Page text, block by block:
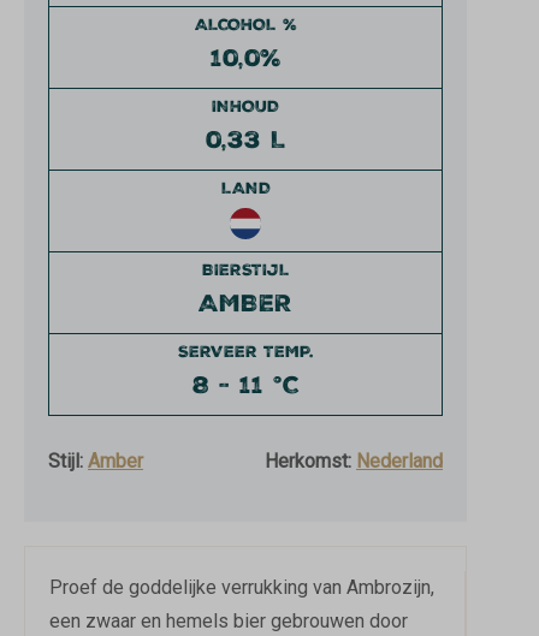
ALCOHOL %
10,0%
INHOUD
0,33 L
LAND
BIERSTIJL
AMBER
SERVEER TEMP.
8 - 11 °C
Stijl: Amber Herkomst: Nederland
Proef de goddelijke verrukking van Ambrozijn,
een zwaar en hemels bier gebrouwen door